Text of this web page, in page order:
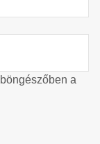
a